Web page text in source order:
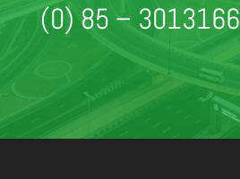
(0) 85 – 3013166